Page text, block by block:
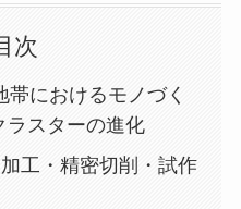
次
におけるモノづく
ラスターの進化
工・精密切削・試作